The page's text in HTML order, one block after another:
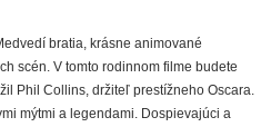
bratia, krásne animované
scén. V tomto rodinnom filme budete
Phil Collins, držiteľ prestížneho Oscara.
mýtmi a legendami. Dospievajúci a